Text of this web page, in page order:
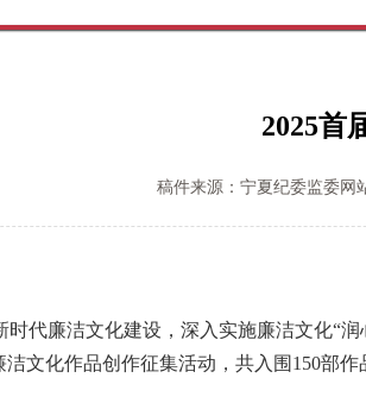
2025首
稿件来源：宁夏纪委监委网
廉洁文化建设，深入实施廉洁文化“润
洁文化作品创作征集活动，共入围150部